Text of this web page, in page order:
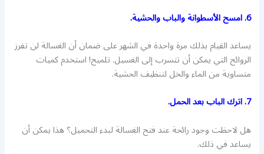
6. امسح الأسطوانة والباب والحشية.
يساعد القيام بذلك مرة واحدة في الشهر على ضمان أن الغسالة لن تفرز
الروائح التي يمكن أن تتسرب إلى الغسيل. تلميح! استخدم كميات
متساوية من الماء والخل لتنظيف الحشية.
7. اترك الباب بعد الحمل.
هل لاحظت وجود رائحة عند فتح الغسالة لبدء التحميل؟ هذا يمكن أن
يساعد في ذلك.